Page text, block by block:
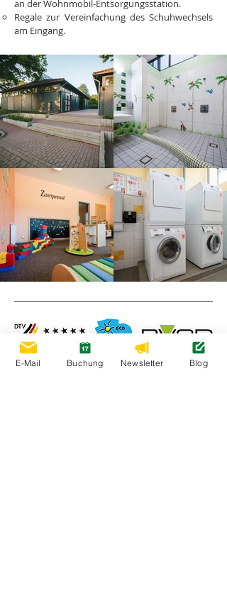
an der Wohnmobil-Entsorgungsstation.
Regale zur Vereinfachung des Schuhwechsels
am Eingang.
E-Mail Buchung Newsletter Blog